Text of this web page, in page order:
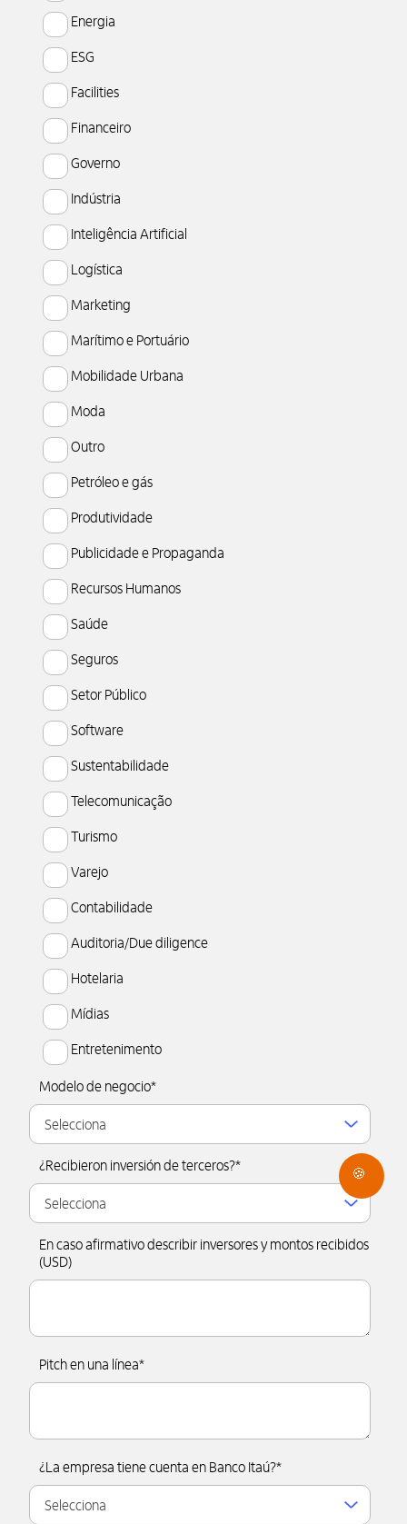
Energia
ESG
Facilities
Financeiro
Governo
Indústria
Inteligência Artificial
Logística
Marketing
Marítimo e Portuário
Mobilidade Urbana
Moda
Outro
Petróleo e gás
Produtividade
Publicidade e Propaganda
Recursos Humanos
Saúde
Seguros
Setor Público
Software
Sustentabilidade
Telecomunicação
Turismo
Varejo
Contabilidade
Auditoria/Due diligence
Hotelaria
Mídias
Entretenimento
Modelo de negocio*
¿Recibieron inversión de terceros?*
En caso afirmativo describir inversores y montos recibidos
(USD)
Pitch en una línea*
¿La empresa tiene cuenta en Banco Itaú?*
🍪